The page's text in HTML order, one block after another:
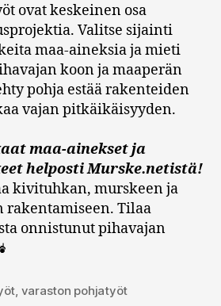
ovat keskeinen osa
Valitse sijainti
maa-aineksia ja mieti
koon ja maaperän
pohja estää rakenteiden
vajan pitkäikäisyyden.
maa-ainekset ja
helposti Murske.netistä!
kivituhkan, murskeen ja
rakentamiseen. Tilaa
onnistunut pihavajan
, varaston pohjatyöt